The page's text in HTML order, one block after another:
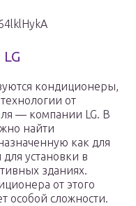
кондиционеры,
от
— компании LG. В
найти
как для
установки в
зданиях.
от этого
особой сложности.